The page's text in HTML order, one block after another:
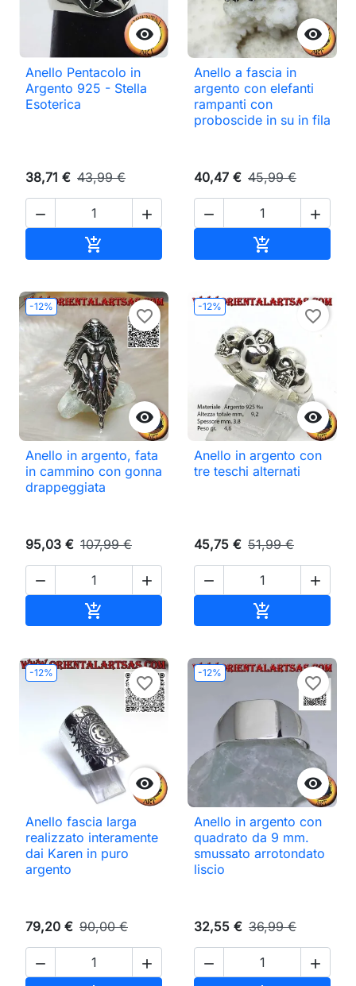

Anello Pentacolo in
Argento 925 - Stella
Esoterica
38,71 € 43,99 €
 


Anello a fascia in
argento con elefanti
rampanti con
proboscide in su in fila
40,47 € 45,99 €
 

-12%

favorite_border
Anello in argento, fata
in cammino con gonna
drappeggiata
95,03 € 107,99 €
 

-12%

favorite_border
Anello in argento con
tre teschi alternati
45,75 € 51,99 €
 

-12%

favorite_border
Anello fascia larga
realizzato interamente
dai Karen in puro
argento
79,20 € 90,00 €
 
-12%

favorite_border
Anello in argento con
quadrato da 9 mm.
smussato arrotondato
liscio
32,55 € 36,99 €
 